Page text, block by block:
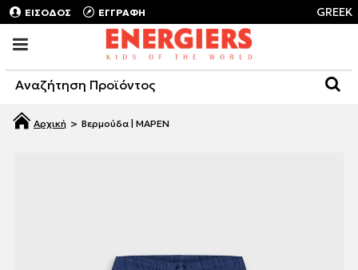
ΕΙΣΟΔΟΣ ΕΓΓΡΑΦΗ GREEK
Βερμούδα | ΜΑΡΕΝ